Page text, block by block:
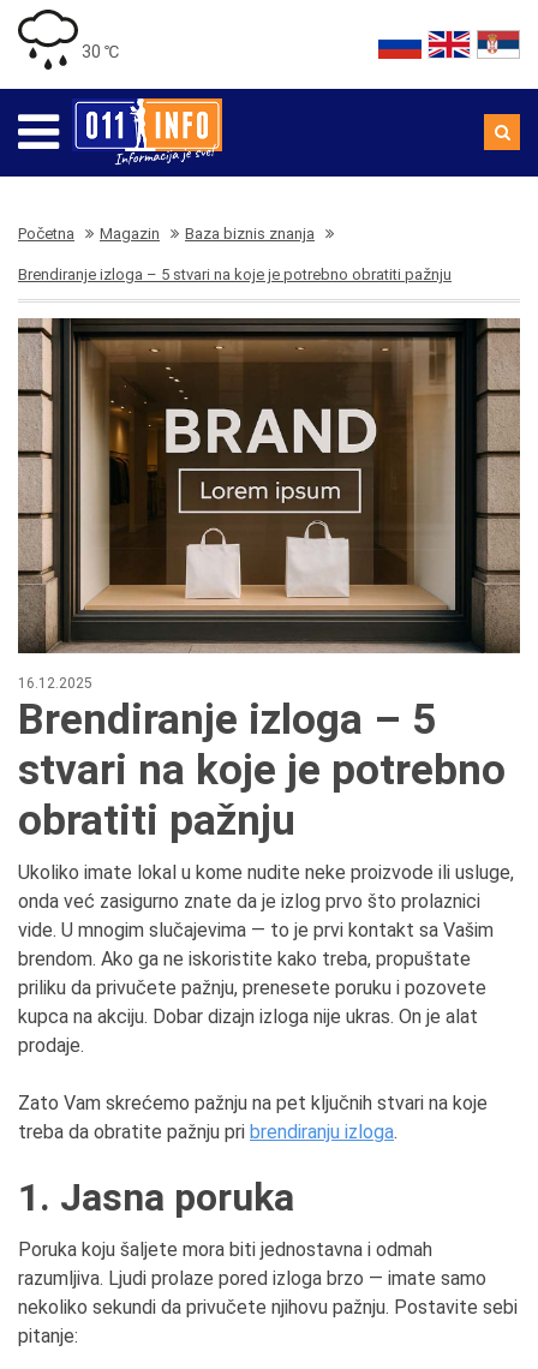
30 ℃
Početna Magazin Baza biznis znanja
Brendiranje izloga – 5 stvari na koje je potrebno obratiti pažnju
16.12.2025
Brendiranje izloga – 5
stvari na koje je potrebno
obratiti pažnju
Ukoliko imate lokal u kome nudite neke proizvode ili usluge,
onda već zasigurno znate da je izlog prvo što prolaznici
vide. U mnogim slučajevima — to je prvi kontakt sa Vašim
brendom. Ako ga ne iskoristite kako treba, propuštate
priliku da privučete pažnju, prenesete poruku i pozovete
kupca na akciju. Dobar dizajn izloga nije ukras. On je alat
prodaje.
Zato Vam skrećemo pažnju na pet ključnih stvari na koje
treba da obratite pažnju pri brendiranju izloga.
1. Jasna poruka
Poruka koju šaljete mora biti jednostavna i odmah
razumljiva. Ljudi prolaze pored izloga brzo — imate samo
nekoliko sekundi da privučete njihovu pažnju. Postavite sebi
pitanje: